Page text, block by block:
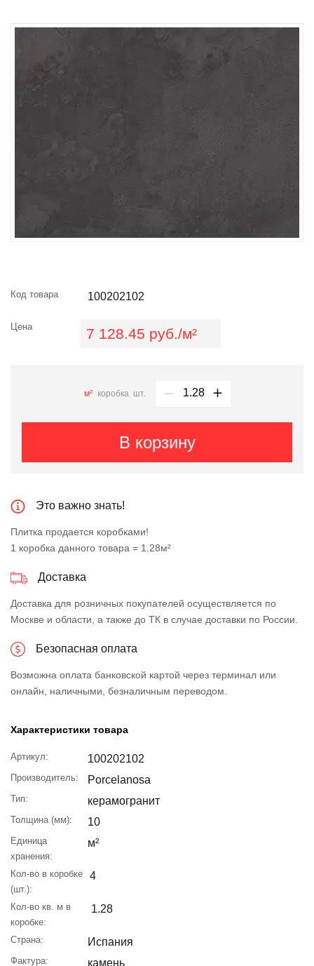
Код товара 100202102
Цена 7 128.45 руб./м²
м² коробка шт.
В корзину
Это важно знать!
Плитка продается коробками!
1 коробка данного товара = 1.28м²
Доставка
Доставка для розничных покупателей осуществляется по
Москве и области, а также до ТК в случае доставки по России.
Безопасная оплата
Возможна оплата банковской картой через терминал или
онлайн, наличными, безналичным переводом.
Характеристики товара
Артикул: 100202102
Производитель: Porcelanosa
Тип: керамогранит
Толщина (мм): 10
Единица
хранения:
м²
Кол-во в коробке
(шт.):
4
Кол-во кв. м в
коробке:
1.28
Страна: Испания
Фактура: камень